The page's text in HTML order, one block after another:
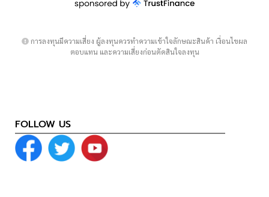
การลงทุนมีความเสี่ยง ผู้ลงทุนควรทำความเข้าใจลักษณะสินค้า เงื่อนไขผล
ตอบแทน และความเสี่ยงก่อนตัดสินใจลงทุน
FOLLOW US